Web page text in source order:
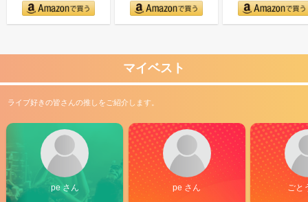
カバー集｜…
マイベスト
ライブ好きの皆さんの推しをご紹介します。
pe さん pe さん ごと